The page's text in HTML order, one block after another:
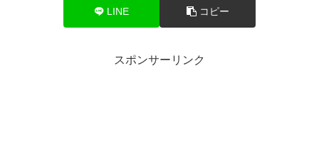
LINE コピー
スポンサーリンク